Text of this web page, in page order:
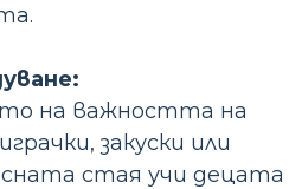
на важността на
закуски или
стая учи децата